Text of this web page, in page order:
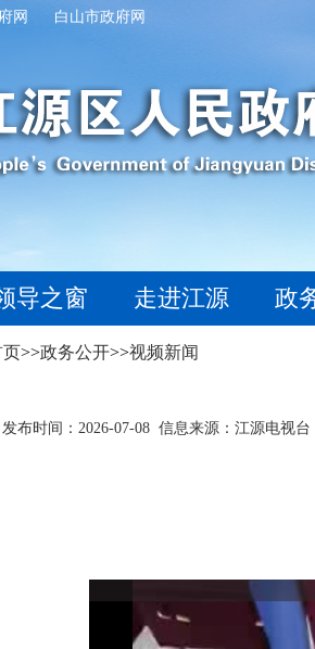
网 白山市政府网
导之窗 走进江源 政
>>政务公开>>视频新闻
发布时间：2026-07-08 信息来源：江源电视